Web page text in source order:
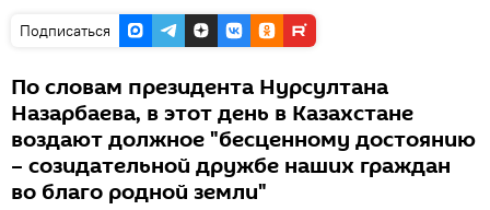
Подписаться
По словам президента Нурсултана
Назарбаева, в этот день в Казахстане
воздают должное "бесценному достоянию
– созидательной дружбе наших граждан
во благо родной земли"